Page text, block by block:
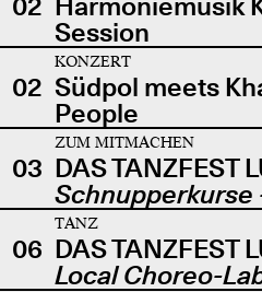
Session
02
KONZERT
Südpol meets
People
03
ZUM MITMACHEN
DAS TANZFEST
Schnupperkurse
06
TANZ
DAS TANZFEST
Local Choreo-